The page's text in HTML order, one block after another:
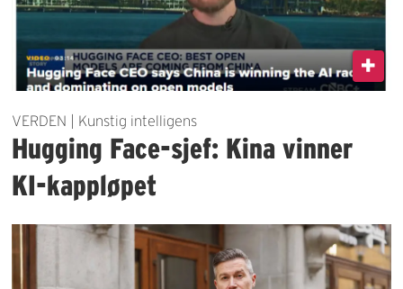
VERDEN | Kunstig intelligens
Hugging Face-sjef: Kina vinner
KI-kappløpet